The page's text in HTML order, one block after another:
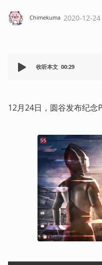
Chimekuma 2020-12-24
收听本文 00:29
12月24日，圆谷发布纪念